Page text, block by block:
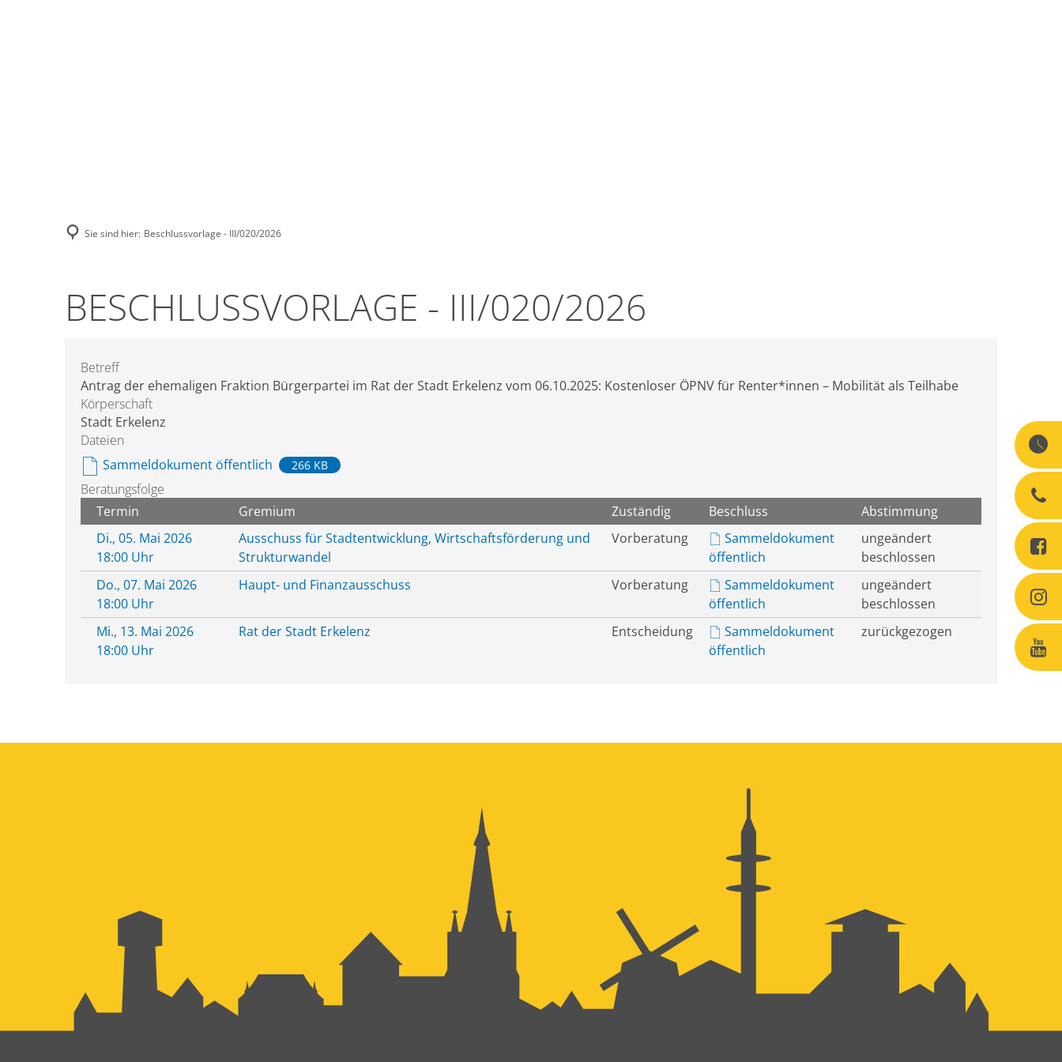
Sie sind hier: Beschlussvorlage - III/020/2026
BESCHLUSSVORLAGE - III/020/2026
Betreff
Antrag der ehemaligen Fraktion Bürgerpartei im Rat der Stadt Erkelenz vom 06.10.2025: Kostenloser ÖPNV für Renter*innen – Mobilität als Teilhabe
Körperschaft
Stadt Erkelenz
Dateien
Sammeldokument öffentlich
266 KB
Beratungsfolge
Termin
Gremium Zuständig Beschluss
Abstimmung
Di., 05. Mai 2026
18:00 Uhr
Ausschuss für Stadtentwicklung, Wirtschaftsförderung und
Strukturwandel
Vorberatung
Sammeldokument
öffentlich
ungeändert
beschlossen
Do., 07. Mai 2026
18:00 Uhr
Haupt- und Finanzausschuss Vorberatung
Sammeldokument
öffentlich
ungeändert
beschlossen
Mi., 13. Mai 2026
18:00 Uhr
Rat der Stadt Erkelenz Entscheidung
Sammeldokument
öffentlich
zurückgezogen